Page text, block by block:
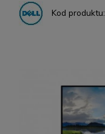
Kod produktu: